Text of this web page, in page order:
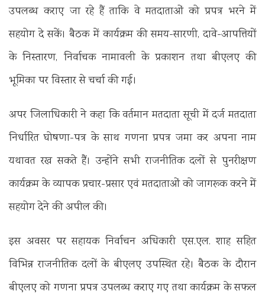
उपलब्ध कराए जा रहे हैं ताकि वे मतदाताओं को प्रपत्र भरने में
सहयोग दे सकें। बैठक में कार्यक्रम की समय-सारणी, दावे-आपत्तियों
के निस्तारण, निर्वाचक नामावली के प्रकाशन तथा बीएलए की
भूमिका पर विस्तार से चर्चा की गई।
अपर जिलाधिकारी ने कहा कि वर्तमान मतदाता सूची में दर्ज मतदाता
निर्धारित घोषणा-पत्र के साथ गणना प्रपत्र जमा कर अपना नाम
यथावत रख सकते हैं। उन्होंने सभी राजनीतिक दलों से पुनरीक्षण
कार्यक्रम के व्यापक प्रचार-प्रसार एवं मतदाताओं को जागरूक करने में
सहयोग देने की अपील की।
इस अवसर पर सहायक निर्वाचन अधिकारी एस.एल. शाह सहित
विभिन्न राजनीतिक दलों के बीएलए उपस्थित रहे। बैठक के दौरान
बीएलए को गणना प्रपत्र उपलब्ध कराए गए तथा कार्यक्रम के सफल